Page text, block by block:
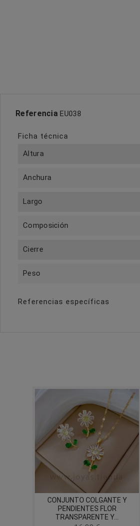
Referencia EU038
Ficha técnica
Altura
Anchura
Largo
Composición
Cierre
Peso
Referencias específicas
CONJUNTO COLGANTE Y
PENDIENTES FLOR
TRANSPARENTE Y...